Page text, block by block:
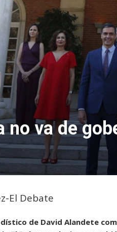
no va de
El Debate
de David Alandete